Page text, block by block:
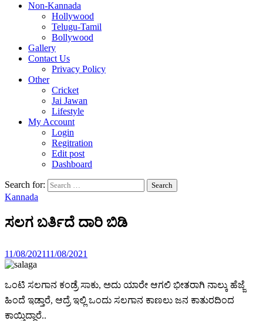
Non-Kannada
Hollywood
Telugu-Tamil
Bollywood
Gallery
Contact Us
Privacy Policy
Other
Cricket
Jai Jawan
Lifestyle
My Account
Login
Regitration
Edit post
Dashboard
Search for:
Kannada
ಸಲಗ ಬರ್ತಿದೆ ದಾರಿ ಬಿಡಿ
11/08/202111/08/2021
ಒಂಟಿ ಸಲಗಾನ ಕಂಡ್ರೆ ಸಾಕು, ಅದು ಯಾರೇ ಆಗಲಿ ಭೀತರಾಗಿ ನಾಲ್ಕು ಹೆಜ್ಜೆ
ಹಿಂದೆ ಇಡ್ತಾರೆ, ಆದ್ರೆ ಇಲ್ಲಿ ಒಂದು ಸಲಗಾನ ಕಾಣಲು ಜನ ಕಾತುರದಿಂದ
ಕಾಯ್ತಿದ್ದಾರೆ..